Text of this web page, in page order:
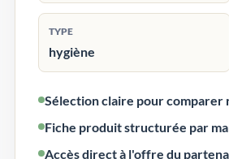
TYPE
hygiène
Sélection claire pour comparer
Fiche produit structurée par
Accès direct à l'offre du